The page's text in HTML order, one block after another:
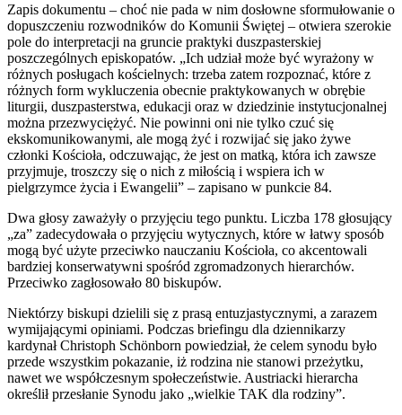
Zapis dokumentu – choć nie pada w nim dosłowne sformułowanie o
dopuszczeniu rozwodników do Komunii Świętej – otwiera szerokie
pole do interpretacji na gruncie praktyki duszpasterskiej
poszczególnych episkopatów. „Ich udział może być wyrażony w
różnych posługach kościelnych: trzeba zatem rozpoznać, które z
różnych form wykluczenia obecnie praktykowanych w obrębie
liturgii, duszpasterstwa, edukacji oraz w dziedzinie instytucjonalnej
można przezwyciężyć. Nie powinni oni nie tylko czuć się
ekskomunikowanymi, ale mogą żyć i rozwijać się jako żywe
członki Kościoła, odczuwając, że jest on matką, która ich zawsze
przyjmuje, troszczy się o nich z miłością i wspiera ich w
pielgrzymce życia i Ewangelii” – zapisano w punkcie 84.
Dwa głosy zaważyły o przyjęciu tego punktu. Liczba 178 głosujący
„za” zadecydowała o przyjęciu wytycznych, które w łatwy sposób
mogą być użyte przeciwko nauczaniu Kościoła, co akcentowali
bardziej konserwatywni spośród zgromadzonych hierarchów.
Przeciwko zagłosowało 80 biskupów.
Niektórzy biskupi dzielili się z prasą entuzjastycznymi, a zarazem
wymijającymi opiniami. Podczas briefingu dla dziennikarzy
kardynał Christoph Schönborn powiedział, że celem synodu było
przede wszystkim pokazanie, iż rodzina nie stanowi przeżytku,
nawet we współczesnym społeczeństwie. Austriacki hierarcha
określił przesłanie Synodu jako „wielkie TAK dla rodziny”.